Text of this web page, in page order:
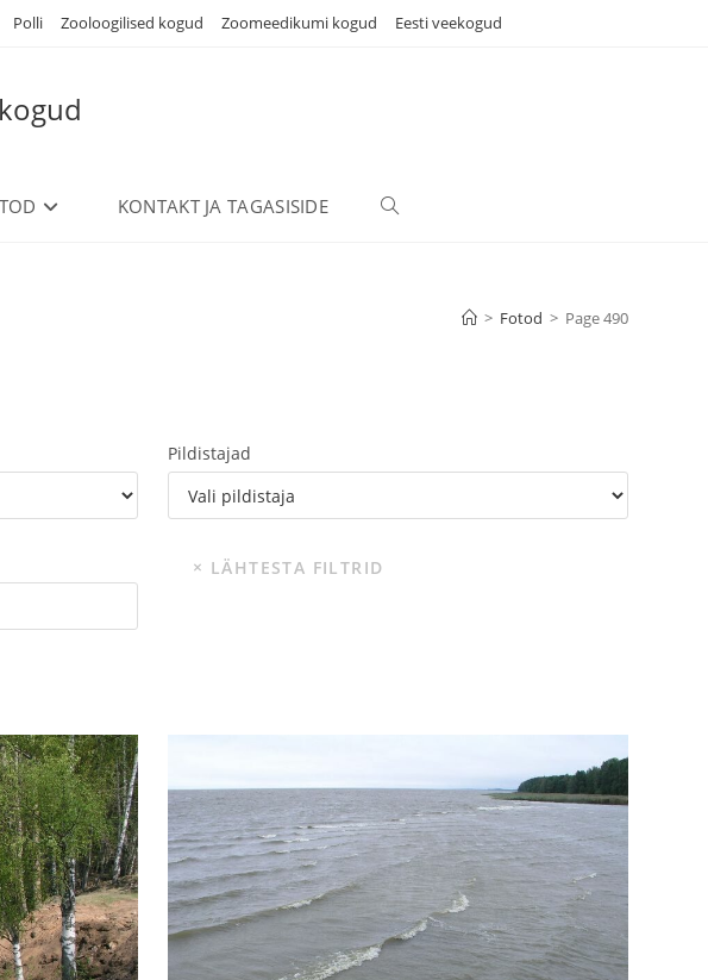
Polli Zooloogilised kogud Zoomeedikumi kogud Eesti veekogud
KONTAKT JA TAGASISIDE TOGGLE
> Fotod > Page 490
Pildistajad